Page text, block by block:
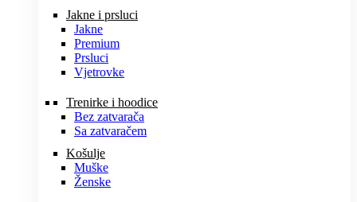
Jakne i prsluci
Jakne
Premium
Prsluci
Vjetrovke
Trenirke i hoodice
Bez zatvarača
Sa zatvaračem
Košulje
Muške
Ženske